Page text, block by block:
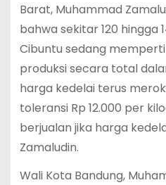
Barat, Muhammad
bahwa sekitar 120 hingga
Cibuntu sedang
produksi secara total
harga kedelai terus
toleransi Rp 12.000 per
berjualan jika harga
Zamaludin.
Wali Kota Bandung,